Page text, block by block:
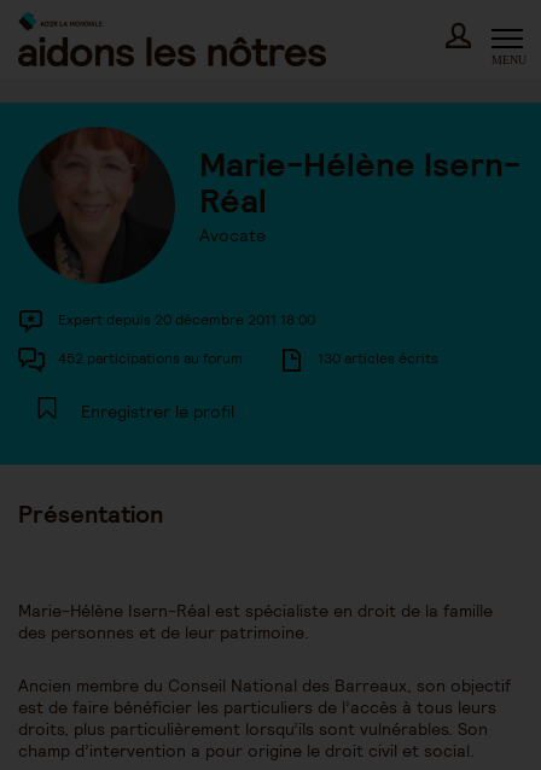
Skip
content
MENU
Marie-Hélène Isern-
Réal
Avocate
Expert depuis 20 décembre 2011 18:00
452 participations au forum 130 articles écrits
Enregistrer le profil
Présentation
Marie-Hélène Isern-Réal est spécialiste en droit de la famille
des personnes et de leur patrimoine.
Ancien membre du Conseil National des Barreaux, son objectif
est de faire bénéficier les particuliers de l’accès à tous leurs
droits, plus particulièrement lorsqu’ils sont vulnérables. Son
champ d’intervention a pour origine le droit civil et social.